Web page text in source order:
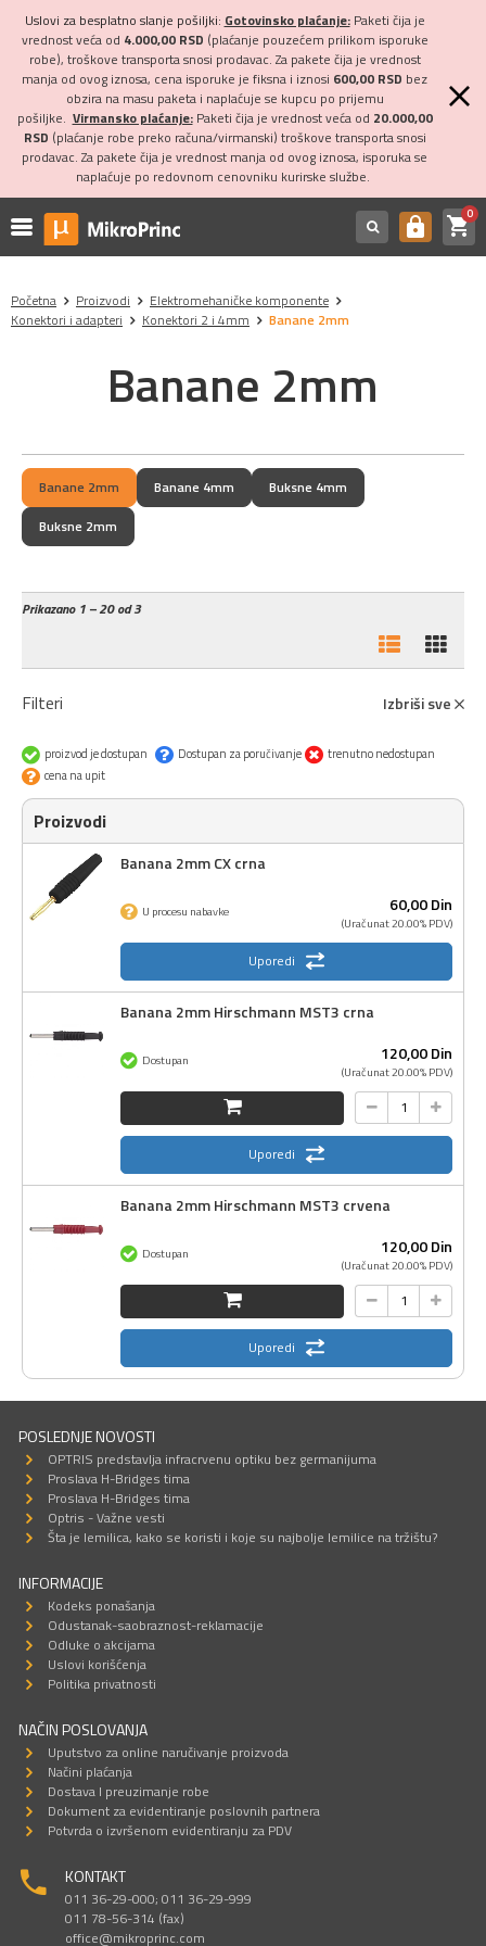
Uslovi za besplatno slanje pošiljki: Gotovinsko plaćanje:Paketi čija je
vrednost veća od 4.000,00 RSD (plaćanje pouzećem prilikom isporuke
robe), troškove transporta snosi prodavac. Za pakete čija je vrednost
manja od ovog iznosa, cena isporuke je fiksna i iznosi 600,00 RSD bez
obzira na masu paketa i naplaćuje se kupcu po prijemu
pošiljke. Virmansko plaćanje:Paketi čija je vrednost veća od 20.000,00
RSD (plaćanje robe preko računa/virmanski) troškove transporta snosi
prodavac. Za pakete čija je vrednost manja od ovog iznosa, isporuka se
naplaćuje po redovnom cenovniku kurirske službe.
https shopping_cart0
Početna Proizvodi
Elektromehaničke komponente
Konektori i adapteri
Konektori 2 i 4mm Banane 2mm
Banane 2mm
Banane 2mm Banane 4mm
Buksne 4mm
Buksne 2mm
Prikazano1 – 20 od 3
Filteri Izbriši sve
proizvod je dostupan Dostupan za poručivanje
trenutno nedostupan
cena na upit
Proizvodi
Banana 2mm CX crna
60,00Din
(Uračunat 20.00% PDV)
U procesu nabavke
Uporedi
Banana 2mm Hirschmann MST3 crna
120,00Din
(Uračunat 20.00% PDV)
Dostupan
Uporedi
Banana 2mm Hirschmann MST3 crvena
120,00Din
(Uračunat 20.00% PDV)
Dostupan
Uporedi
POSLEDNJE NOVOSTI
OPTRIS predstavlja infracrvenu optiku bez germanijuma
Proslava H-Bridges tima
Proslava H-Bridges tima
Optris - Važne vesti
Šta je lemilica, kako se koristi i koje su najbolje lemilice na tržištu?
INFORMACIJE
Kodeks ponašanja
Odustanak-saobraznost-reklamacije
Odluke o akcijama
Uslovi korišćenja
Politika privatnosti
NAČIN POSLOVANJA
Uputstvo za online naručivanje proizvoda
Načini plaćanja
Dostava I preuzimanje robe
Dokument za evidentiranje poslovnih partnera
Potvrda o izvršenom evidentiranju za PDV
KONTAKT
011 36-29-000; 011 36-29-999
011 78-56-314 (fax)
office@mikroprinc.com